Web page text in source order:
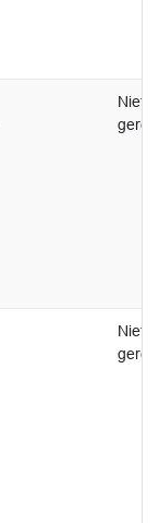
Niet
Niet